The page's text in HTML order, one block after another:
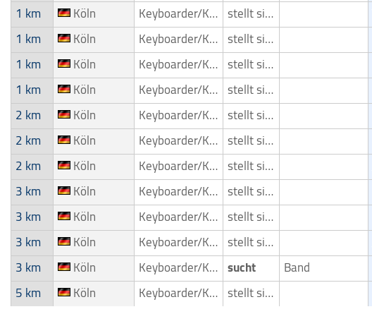
1 km Köln Keyboarder/Keyboardspieler stellt sich vor
1 km Köln Keyboarder/Keyboardspieler stellt sich vor
1 km Köln Keyboarder/Keyboardspieler stellt sich vor
1 km Köln Keyboarder/Keyboardspieler stellt sich vor
2 km Köln Keyboarder/Keyboardspieler stellt sich vor
2 km Köln Keyboarder/Keyboardspieler stellt sich vor
2 km Köln Keyboarder/Keyboardspieler stellt sich vor
3 km Köln Keyboarder/Keyboardspieler stellt sich vor
3 km Köln Keyboarder/Keyboardspieler stellt sich vor
3 km Köln Keyboarder/Keyboardspieler stellt sich vor
3 km Köln Keyboarder/Keyboardspieler sucht Band
5 km Köln Keyboarder/Keyboardspieler stellt sich vor